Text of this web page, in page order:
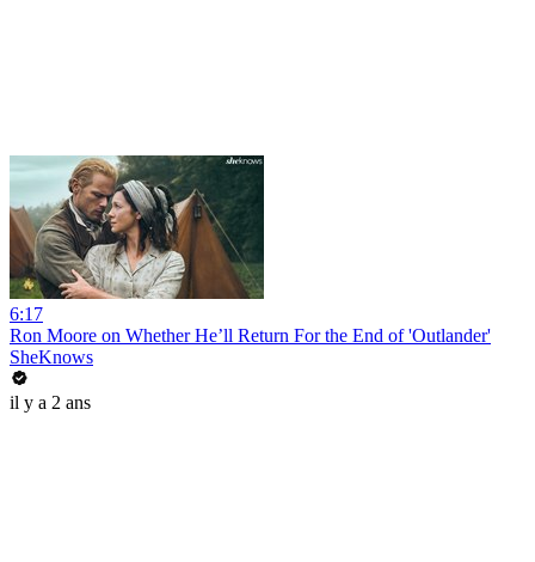
6:17
Ron Moore on Whether He’ll Return For the End of 'Outlander'
SheKnows
il y a 2 ans